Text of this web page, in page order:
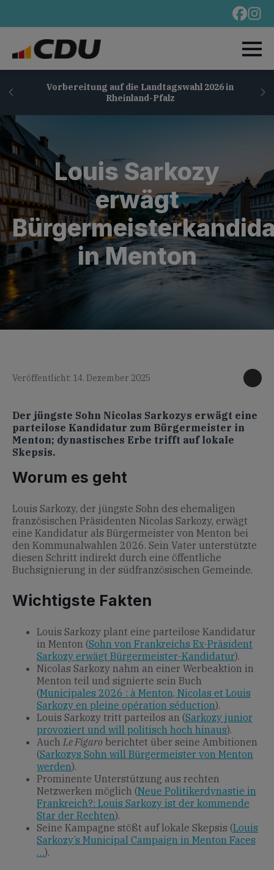
Vorbereitung auf die Landtagswahl 2026 in
Rheinland-Pfalz
Louis Sarkozy
erwägt
in Menton
Veröffentlicht: 14. Dezember 2025
Der jüngste Sohn Nicolas Sarkozys erwägt eine
parteilose Kandidatur zum Bürgermeister in
Menton; dynastisches Erbe trifft auf lokale
Skepsis.
Worum es geht
Louis Sarkozy, der jüngste Sohn des ehemaligen
französischen Präsidenten Nicolas Sarkozy, erwägt
eine Kandidatur als Bürgermeister von Menton bei
den Kommunalwahlen 2026. Sein Vater unterstützte
diesen Schritt indirekt durch eine öffentliche
Buchsignierung in der südfranzösischen Gemeinde.
Wichtigste Fakten
Louis Sarkozy plant eine parteilose Kandidatur
in Menton (Sohn von Frankreichs Ex-Präsident
Sarkozy erwägt Bürgermeister-Kandidatur).
Nicolas Sarkozy nahm an einer Werbeaktion in
Menton teil und signierte sein Buch
(Municipales 2026 : à Menton, Nicolas et Louis
Sarkozy en pleine opération séduction).
Louis Sarkozy tritt parteilos an (Sarkozy junior
provoziert und will politisch hoch hinaus).
Auch Le Figaro berichtet über seine Ambitionen
(Sarkozys Sohn will Bürgermeister von Menton
werden).
Prominente Unterstützung aus rechten
Netzwerken möglich (Neue Politikerdynastie in
Frankreich?: Louis Sarkozy ist der kommende
Star der Rechten).
Seine Kampagne stößt auf lokale Skepsis (Louis
Sarkozy’s Municipal Campaign in Menton Faces
…).